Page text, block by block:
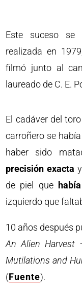
Este suceso se
realizada en
filmó junto al
laureado de C. E.
El cadáver del
carroñero se
haber sido
precisión exacta
de piel que
izquierdo que
10 años después
An Alien Harvest
Mutilations and
(Fuente).